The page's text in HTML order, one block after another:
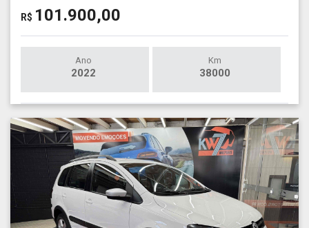
R$ 101.900,00
Ano
2022
Km
38000